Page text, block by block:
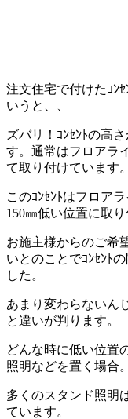
注文住宅で付けたｺﾝ
いうと、、
ズバリ！ｺﾝｾﾝﾄの高
す。通常はフロアラ
て取り付けています。
このｺﾝｾﾝﾄはフロア
150㎜低い位置に取り
お施主様からのご希
いとのことでｺﾝｾﾝﾄ
した。
あまり変わらないん
と違いが判ります。
どんな時に低い位置
照明などを置く場合。
多くのスタンド照明
ています。